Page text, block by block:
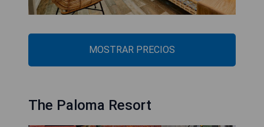
MOSTRAR PRECIOS
The Paloma Resort